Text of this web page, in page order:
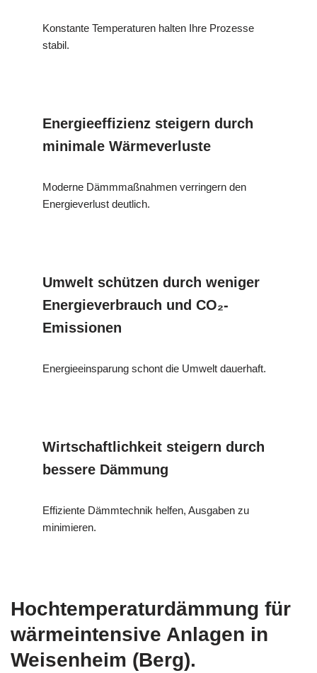
Konstante Temperaturen halten Ihre Prozesse
stabil.
Energieeffizienz steigern durch
minimale Wärmeverluste
Moderne Dämmmaßnahmen verringern den
Energieverlust deutlich.
Umwelt schützen durch weniger
Energieverbrauch und CO₂-
Emissionen
Energieeinsparung schont die Umwelt dauerhaft.
Wirtschaftlichkeit steigern durch
bessere Dämmung
Effiziente Dämmtechnik helfen, Ausgaben zu
minimieren.
Hochtemperaturdämmung für
wärmeintensive Anlagen in
Weisenheim (Berg).